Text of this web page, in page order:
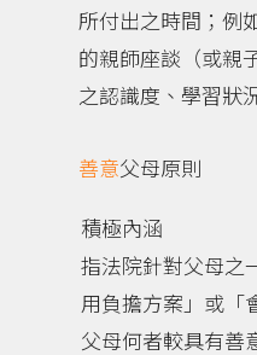
所付出之時間；例
的親師座談（或親
之認識度、學習狀
善意父母原則
積極內涵
指法院針對父母之
用負擔方案」或「
父母何者較具有善